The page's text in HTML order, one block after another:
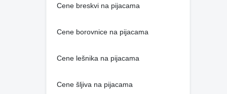
Cene breskvi na pijacama
Cene borovnice na pijacama
Cene lešnika na pijacama
Cene šljiva na pijacama